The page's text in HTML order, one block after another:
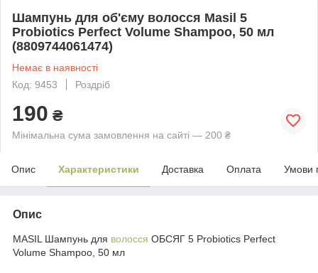
Шампунь для об'єму волосся Masil 5
Probiotics Perfect Volume Shampoo, 50 мл
(8809744061474)
Немає в наявності
Код: 9453
Роздріб
190 ₴
Мінімальна сума замовлення на сайті — 200 ₴
Опис Характеристики Доставка Оплата Умови
Опис
MASIL Шампунь для волосся ОБСЯГ 5 Probiotics Perfect
Volume Shampoo, 50 мл